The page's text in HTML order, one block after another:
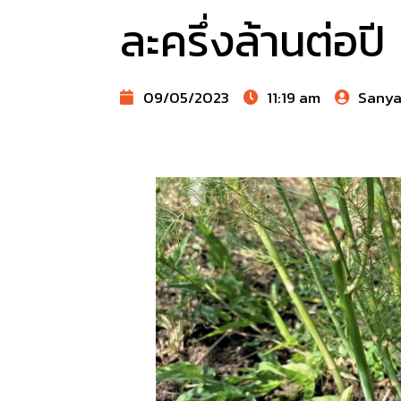
ละครึ่งล้านต่อปี
09/05/2023 11:19 am